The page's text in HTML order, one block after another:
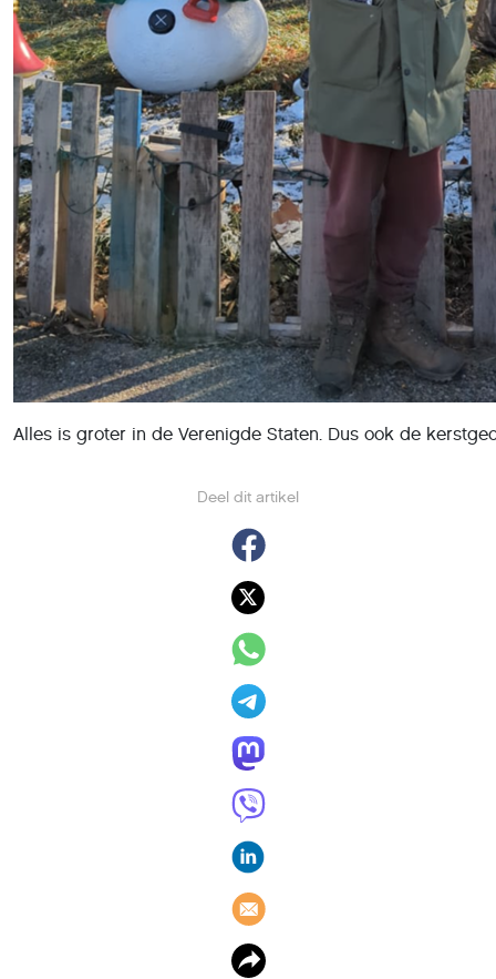
Deel dit artikel
Alles is groter in de Verenigde Staten. Dus ook de